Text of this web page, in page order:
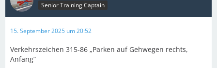
Senior Training Captain
15. September 2025 um 20:52
Verkehrszeichen 315-86 „Parken auf Gehwegen rechts,
Anfang“